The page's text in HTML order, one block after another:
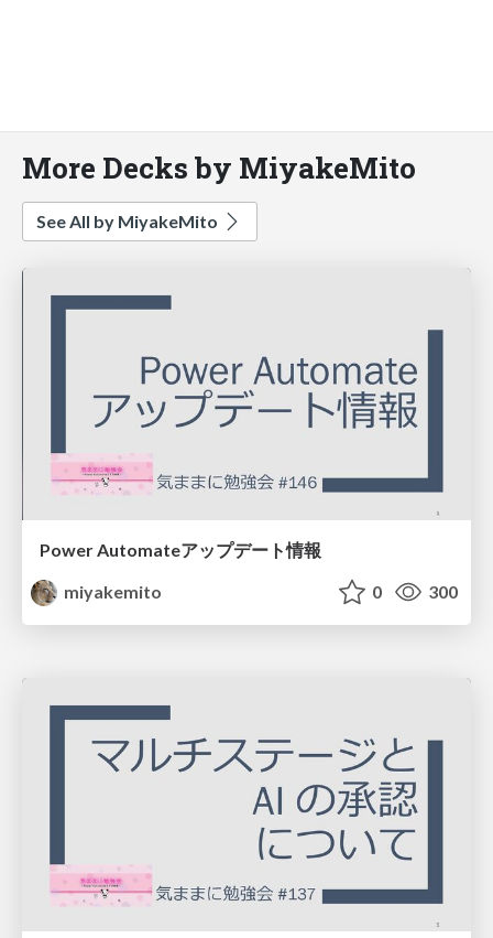
More Decks by MiyakeMito
See All by MiyakeMito
Power Automateアップデート情報
miyakemito
0 300